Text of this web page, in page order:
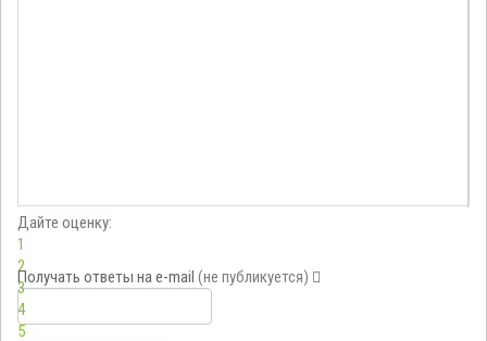
Дайте оценку:
1
2
3
4
5
Получать ответы на e-mail (не публикуется)